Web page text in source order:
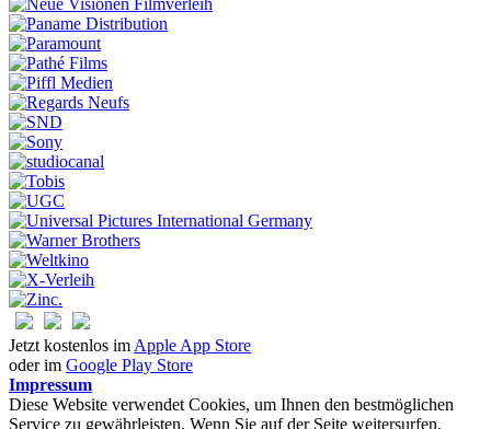
Jetzt kostenlos im Apple App Store
oder im Google Play Store
Impressum
Diese Website verwendet Cookies, um Ihnen den bestmöglichen
Service zu gewährleisten. Wenn Sie auf der Seite weitersurfen,